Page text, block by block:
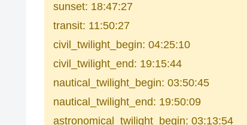
sunset: 18:47:27
transit: 11:50:27
civil_twilight_begin: 04:25:10
civil_twilight_end: 19:15:44
nautical_twilight_begin: 03:50:45
nautical_twilight_end: 19:50:09
astronomical_twilight_begin: 03:13:54